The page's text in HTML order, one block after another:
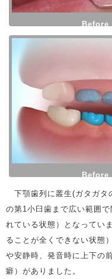
Before
下顎歯列に叢生(ガタガタ
の第1小臼歯まで広い範囲
れている状態）となってい
ることが全くできない状態
や安静時、発音時に上下の
癖）がありました。